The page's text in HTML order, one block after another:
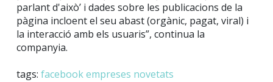
parlant d'això’ i dades sobre les publicacions de la
pàgina incloent el seu abast (orgànic, pagat, viral) i
la interacció amb els usuaris”, continua la
companyia.
tags: facebookempreses novetats